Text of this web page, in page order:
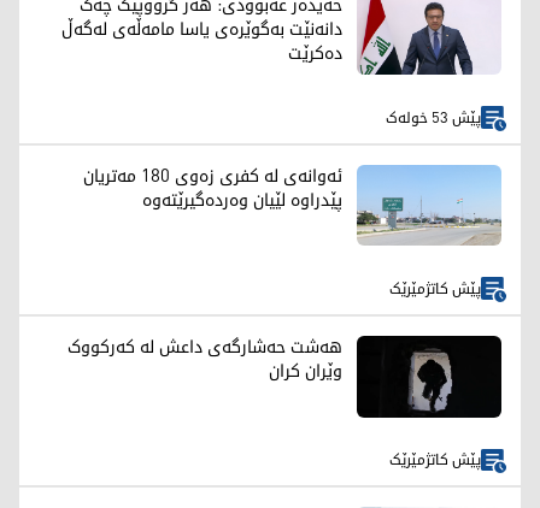
دانەنێت بەگوێرەی یاسا مامەڵەی لەگەڵ
دەکرێت
پێش 53 خولەک
ئەوانەی لە کفری زەوی 180 مەتریان
پێدراوە لێیان وەردەگیرێتەوە
پێش کاتژمێرێک
هەشت حەشارگەی داعش لە کەرکووک
وێران کران
پێش کاتژمێرێک